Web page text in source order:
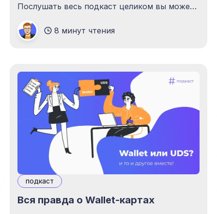
Послушать весь подкаст целиком вы можете
далее приводим статью от лица автора,
директора по стратегическому развитию
своего мобильного приложения
8 минут чтения
подкаст
Вся правда о Wallet-картах